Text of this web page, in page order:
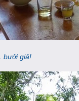
bưởi giả!